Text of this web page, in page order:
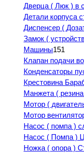
Дверца ( Люк ) в
Детали корпуса
Диспенсер (
Замок (
Машины151
Клапан подачи
Конденсаторы
Крестовина
Манжета (
Мотор (
Мотор
Насос ( помпа )
Насос ( Помпа )
Ножка ( опора )